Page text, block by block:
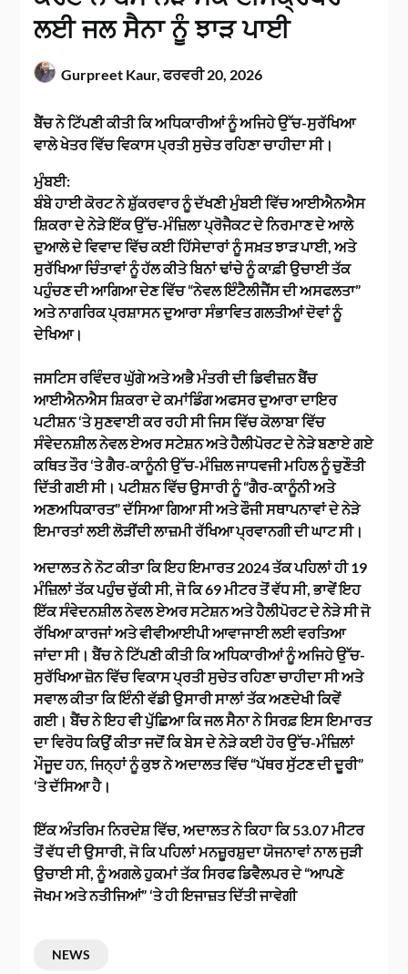
ਲਈ ਜਲ ਸੈਨਾ ਨੂੰ ਝਾੜ ਪਾਈ
Gurpreet Kaur,ਫਰਵਰੀ 20, 2026
ਬੈਂਚ ਨੇ ਟਿੱਪਣੀ ਕੀਤੀ ਕਿ ਅਧਿਕਾਰੀਆਂ ਨੂੰ ਅਜਿਹੇ ਉੱਚ-ਸੁਰੱਖਿਆ
ਵਾਲੇ ਖੇਤਰ ਵਿੱਚ ਵਿਕਾਸ ਪ੍ਰਤੀ ਸੁਚੇਤ ਰਹਿਣਾ ਚਾਹੀਦਾ ਸੀ।
ਮੁੰਬਈ:
ਬੰਬੇ ਹਾਈ ਕੋਰਟ ਨੇ ਸ਼ੁੱਕਰਵਾਰ ਨੂੰ ਦੱਖਣੀ ਮੁੰਬਈ ਵਿੱਚ ਆਈਐਨਐਸ
ਸ਼ਿਕਰਾ ਦੇ ਨੇੜੇ ਇੱਕ ਉੱਚ-ਮੰਜ਼ਿਲਾ ਪ੍ਰੋਜੈਕਟ ਦੇ ਨਿਰਮਾਣ ਦੇ ਆਲੇ
ਦੁਆਲੇ ਦੇ ਵਿਵਾਦ ਵਿੱਚ ਕਈ ਹਿੱਸੇਦਾਰਾਂ ਨੂੰ ਸਖ਼ਤ ਝਾੜ ਪਾਈ, ਅਤੇ
ਸੁਰੱਖਿਆ ਚਿੰਤਾਵਾਂ ਨੂੰ ਹੱਲ ਕੀਤੇ ਬਿਨਾਂ ਢਾਂਚੇ ਨੂੰ ਕਾਫ਼ੀ ਉਚਾਈ ਤੱਕ
ਪਹੁੰਚਣ ਦੀ ਆਗਿਆ ਦੇਣ ਵਿੱਚ “ਨੇਵਲ ਇੰਟੈਲੀਜੈਂਸ ਦੀ ਅਸਫਲਤਾ”
ਅਤੇ ਨਾਗਰਿਕ ਪ੍ਰਸ਼ਾਸਨ ਦੁਆਰਾ ਸੰਭਾਵਿਤ ਗਲਤੀਆਂ ਦੋਵਾਂ ਨੂੰ
ਦੇਖਿਆ।
ਜਸਟਿਸ ਰਵਿੰਦਰ ਘੁੱਗੇ ਅਤੇ ਅਭੈ ਮੰਤਰੀ ਦੀ ਡਿਵੀਜ਼ਨ ਬੈਂਚ
ਆਈਐਨਐਸ ਸ਼ਿਕਰਾ ਦੇ ਕਮਾਂਡਿੰਗ ਅਫਸਰ ਦੁਆਰਾ ਦਾਇਰ
ਪਟੀਸ਼ਨ ‘ਤੇ ਸੁਣਵਾਈ ਕਰ ਰਹੀ ਸੀ ਜਿਸ ਵਿੱਚ ਕੋਲਾਬਾ ਵਿੱਚ
ਸੰਵੇਦਨਸ਼ੀਲ ਨੇਵਲ ਏਅਰ ਸਟੇਸ਼ਨ ਅਤੇ ਹੈਲੀਪੋਰਟ ਦੇ ਨੇੜੇ ਬਣਾਏ ਗਏ
ਕਥਿਤ ਤੌਰ ‘ਤੇ ਗੈਰ-ਕਾਨੂੰਨੀ ਉੱਚ-ਮੰਜ਼ਿਲ ਜਾਧਵਜੀ ਮਹਿਲ ਨੂੰ ਚੁਣੌਤੀ
ਦਿੱਤੀ ਗਈ ਸੀ। ਪਟੀਸ਼ਨ ਵਿੱਚ ਉਸਾਰੀ ਨੂੰ “ਗੈਰ-ਕਾਨੂੰਨੀ ਅਤੇ
ਅਣਅਧਿਕਾਰਤ” ਦੱਸਿਆ ਗਿਆ ਸੀ ਅਤੇ ਫੌਜੀ ਸਥਾਪਨਾਵਾਂ ਦੇ ਨੇੜੇ
ਇਮਾਰਤਾਂ ਲਈ ਲੋੜੀਂਦੀ ਲਾਜ਼ਮੀ ਰੱਖਿਆ ਪ੍ਰਵਾਨਗੀ ਦੀ ਘਾਟ ਸੀ।
ਅਦਾਲਤ ਨੇ ਨੋਟ ਕੀਤਾ ਕਿ ਇਹ ਇਮਾਰਤ 2024 ਤੱਕ ਪਹਿਲਾਂ ਹੀ 19
ਮੰਜ਼ਿਲਾਂ ਤੱਕ ਪਹੁੰਚ ਚੁੱਕੀ ਸੀ, ਜੋ ਕਿ 69 ਮੀਟਰ ਤੋਂ ਵੱਧ ਸੀ, ਭਾਵੇਂ ਇਹ
ਇੱਕ ਸੰਵੇਦਨਸ਼ੀਲ ਨੇਵਲ ਏਅਰ ਸਟੇਸ਼ਨ ਅਤੇ ਹੈਲੀਪੋਰਟ ਦੇ ਨੇੜੇ ਸੀ ਜੋ
ਰੱਖਿਆ ਕਾਰਜਾਂ ਅਤੇ ਵੀਵੀਆਈਪੀ ਆਵਾਜਾਈ ਲਈ ਵਰਤਿਆ
ਜਾਂਦਾ ਸੀ। ਬੈਂਚ ਨੇ ਟਿੱਪਣੀ ਕੀਤੀ ਕਿ ਅਧਿਕਾਰੀਆਂ ਨੂੰ ਅਜਿਹੇ ਉੱਚ-
ਸੁਰੱਖਿਆ ਜ਼ੋਨ ਵਿੱਚ ਵਿਕਾਸ ਪ੍ਰਤੀ ਸੁਚੇਤ ਰਹਿਣਾ ਚਾਹੀਦਾ ਸੀ ਅਤੇ
ਸਵਾਲ ਕੀਤਾ ਕਿ ਇੰਨੀ ਵੱਡੀ ਉਸਾਰੀ ਸਾਲਾਂ ਤੱਕ ਅਣਦੇਖੀ ਕਿਵੇਂ
ਗਈ। ਬੈਂਚ ਨੇ ਇਹ ਵੀ ਪੁੱਛਿਆ ਕਿ ਜਲ ਸੈਨਾ ਨੇ ਸਿਰਫ਼ ਇਸ ਇਮਾਰਤ
ਦਾ ਵਿਰੋਧ ਕਿਉਂ ਕੀਤਾ ਜਦੋਂ ਕਿ ਬੇਸ ਦੇ ਨੇੜੇ ਕਈ ਹੋਰ ਉੱਚ-ਮੰਜ਼ਿਲਾਂ
ਮੌਜੂਦ ਹਨ, ਜਿਨ੍ਹਾਂ ਨੂੰ ਕੁਝ ਨੇ ਅਦਾਲਤ ਵਿੱਚ “ਪੱਥਰ ਸੁੱਟਣ ਦੀ ਦੂਰੀ”
‘ਤੇ ਦੱਸਿਆ ਹੈ।
ਇੱਕ ਅੰਤਰਿਮ ਨਿਰਦੇਸ਼ ਵਿੱਚ, ਅਦਾਲਤ ਨੇ ਕਿਹਾ ਕਿ 53.07 ਮੀਟਰ
ਤੋਂ ਵੱਧ ਦੀ ਉਸਾਰੀ, ਜੋ ਕਿ ਪਹਿਲਾਂ ਮਨਜ਼ੂਰਸ਼ੁਦਾ ਯੋਜਨਾਵਾਂ ਨਾਲ ਜੁੜੀ
ਉਚਾਈ ਸੀ, ਨੂੰ ਅਗਲੇ ਹੁਕਮਾਂ ਤੱਕ ਸਿਰਫ ਡਿਵੈਲਪਰ ਦੇ “ਆਪਣੇ
ਜੋਖਮ ਅਤੇ ਨਤੀਜਿਆਂ” ‘ਤੇ ਹੀ ਇਜਾਜ਼ਤ ਦਿੱਤੀ ਜਾਵੇਗੀ
NEWS